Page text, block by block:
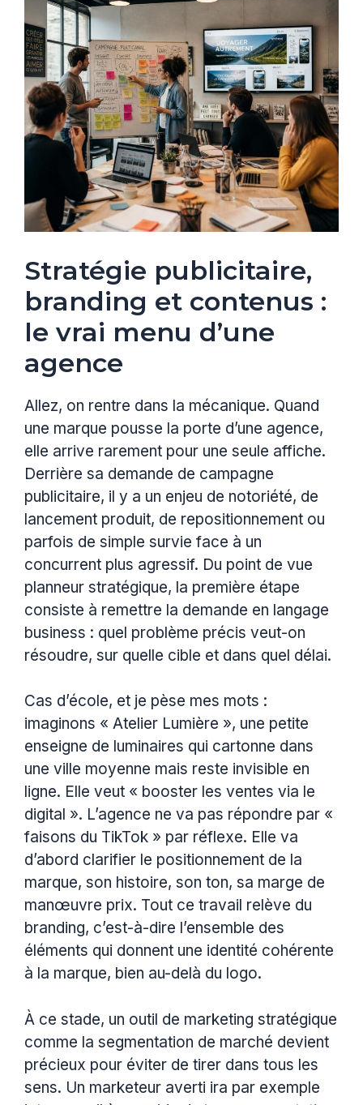
Stratégie publicitaire,
branding et contenus :
le vrai menu d’une
agence
Allez, on rentre dans la mécanique. Quand
une marque pousse la porte d’une agence,
elle arrive rarement pour une seule affiche.
Derrière sa demande de campagne
publicitaire, il y a un enjeu de notoriété, de
lancement produit, de repositionnement ou
parfois de simple survie face à un
concurrent plus agressif. Du point de vue
planneur stratégique, la première étape
consiste à remettre la demande en langage
business : quel problème précis veut-on
résoudre, sur quelle cible et dans quel délai.
Cas d’école, et je pèse mes mots :
imaginons « Atelier Lumière », une petite
enseigne de luminaires qui cartonne dans
une ville moyenne mais reste invisible en
ligne. Elle veut « booster les ventes via le
digital ». L’agence ne va pas répondre par «
faisons du TikTok » par réflexe. Elle va
d’abord clarifier le positionnement de la
marque, son histoire, son ton, sa marge de
manœuvre prix. Tout ce travail relève du
branding, c’est-à-dire l’ensemble des
éléments qui donnent une identité cohérente
à la marque, bien au-delà du logo.
À ce stade, un outil de marketing stratégique
comme la segmentation de marché devient
précieux pour éviter de tirer dans tous les
sens. Un marketeur averti ira par exemple